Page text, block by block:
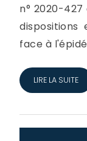
n° 2020-
face à
LIRE LA SUITE